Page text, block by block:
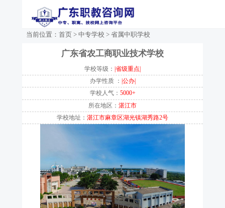
当前位置： 首页 > 中专学校 > 省属中职学校
广东省农工商职业技术学校
学校等级： |省级重点|
办学性质 ： |公办|
学校人气： 5000+
所在地区： 湛江市
学校地址： 湛江市麻章区湖光镇湖秀路2号